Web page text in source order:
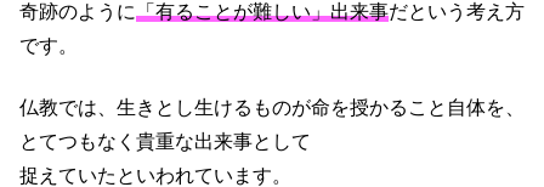
奇跡のように「有ることが難しい」出来事だという考え方
です。
仏教では、生きとし生けるものが命を授かること自体を、
とてつもなく貴重な出来事として
捉えていたといわれています。